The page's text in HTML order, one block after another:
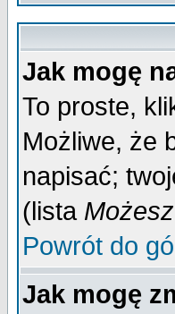
Jak mogę
To proste,
Możliwe, że
napisać;
(lista
Powrót do
Jak mogę